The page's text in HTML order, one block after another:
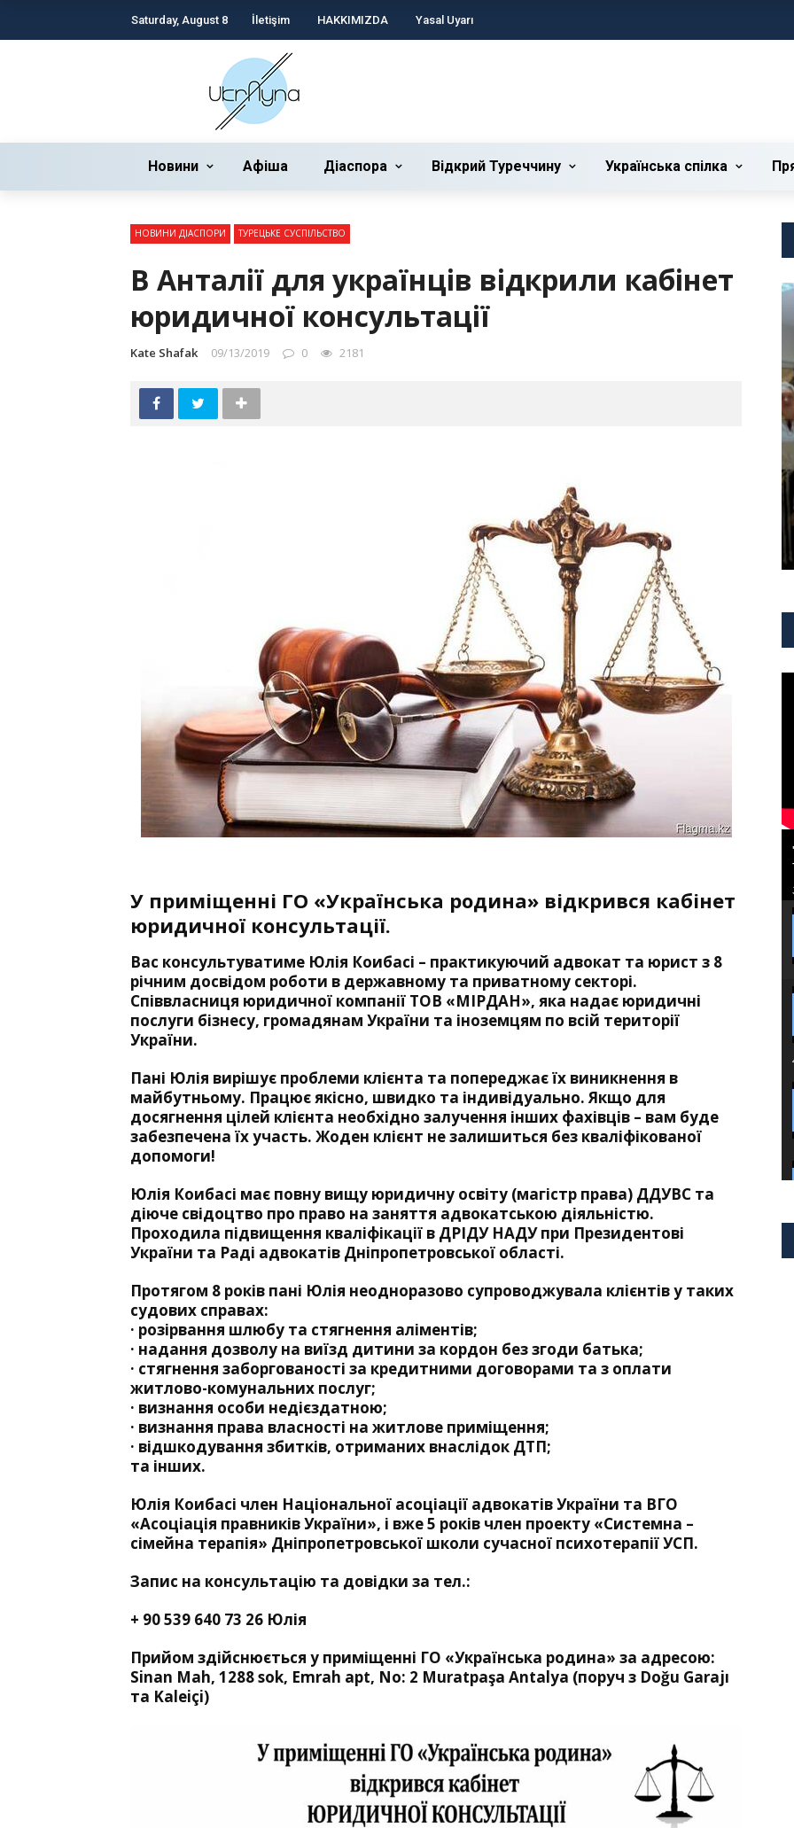
Saturday, August 8 İletişim HAKKIMIZDA Yasal Uyarı
Новини Афіша Діаспора Відкрий Туреччину Українська cпілка
НОВИНИ ДІАСПОРИ ТУРЕЦЬКЕ СУСПІЛЬСТВО
В Анталії для українців відкрили кабінет
юридичної консультації
Kate Shafak 09/13/2019 0 2181
У приміщенні ГО «Українська родина» відкрився кабінет
юридичної консультації.
Вас консультуватиме Юлія Коибасі – практикуючий адвокат та юрист з 8
річним досвідом роботи в державному та приватному секторі.
Співвласниця юридичної компанії ТОВ «МІРДАН», яка надає юридичні
послуги бізнесу, громадянам України та іноземцям по всій території
України.
Пані Юлія вирішує проблеми клієнта та попереджає їх виникнення в
майбутньому. Працює якісно, швидко та індивідуально. Якщо для
досягнення цілей клієнта необхідно залучення інших фахівців – вам буде
забезпечена їх участь. Жоден клієнт не залишиться без кваліфікованої
допомоги!
Юлія Коибасі має повну вищу юридичну освіту (магістр права) ДДУВС та
діюче свідоцтво про право на заняття адвокатською діяльністю.
Проходила підвищення кваліфікації в ДРІДУ НАДУ при Президентові
України та Раді адвокатів Дніпропетровської області.
Протягом 8 років пані Юлія неодноразово супроводжувала клієнтів у таких
судових справах:
· розірвання шлюбу та стягнення аліментів;
· надання дозволу на виїзд дитини за кордон без згоди батька;
· стягнення заборгованості за кредитними договорами та з оплати
житлово-комунальних послуг;
· визнання особи недієздатною;
· визнання права власності на житлове приміщення;
· відшкодування збитків, отриманих внаслідок ДТП;
та інших.
Юлія Коибасі член Національної асоціації адвокатів України та ВГО
«Асоціація правників України», і вже 5 років член проекту «Системна –
сімейна терапія» Дніпропетровської школи сучасної психотерапії УСП.
Запис на консультацію та довідки за тел.:
+ 90 539 640 73 26 Юлія
Прийом здійснюється у приміщенні ГО «Українська родина» за адресою:
Sinan Mah, 1288 sok, Emrah apt, No: 2 Muratpaşa Antalya (поруч з Doğu Garajı
та Kaleiçi)